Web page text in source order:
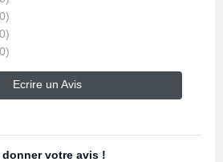
Ecrire un Avis
donner votre avis !